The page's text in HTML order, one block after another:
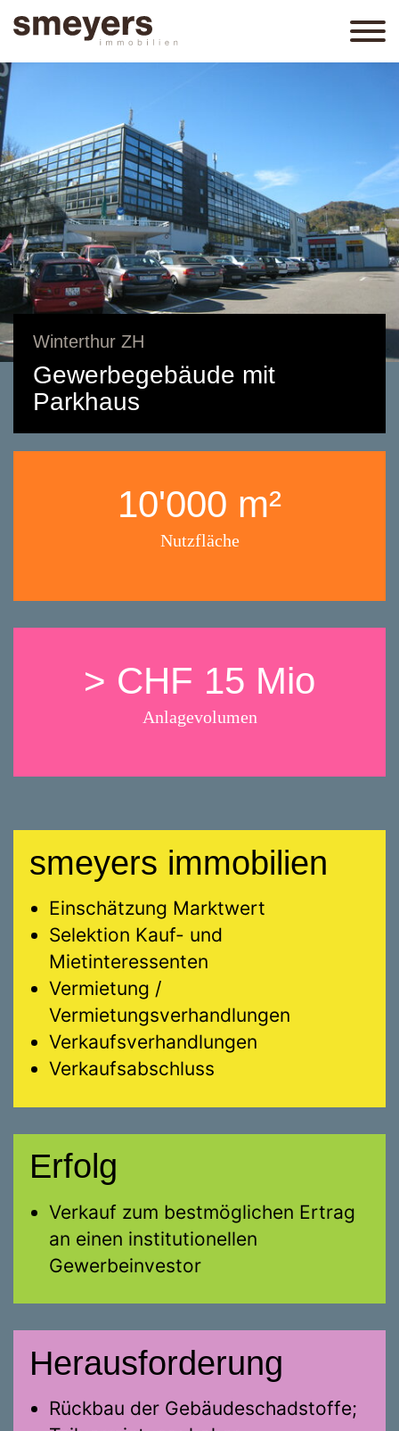
Winterthur ZH
Gewerbegebäude mit
Parkhaus
10'000 m²
Nutzfläche
> CHF 15 Mio
Anlagevolumen
smeyers immobilien
Einschätzung Marktwert
Selektion Kauf- und
Mietinteressenten
Vermietung /
Vermietungsverhandlungen
Verkaufsverhandlungen
Verkaufsabschluss
Erfolg
Verkauf zum bestmöglichen Ertrag
an einen institutionellen
Gewerbeinvestor
Herausforderung
Rückbau der Gebäudeschadstoffe;